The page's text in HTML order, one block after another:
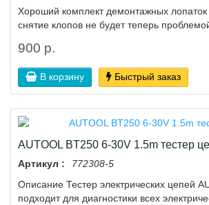
Хороший комплект демонтажных лопаток
снятие клопов не будет теперь
900 р.
В корзину Быстрый заказ
AUTOOL BT250 6-30V 1.5m тестер
Артикул :
772308-5
Описание Тестер электрических цепей
подходит для диагностики всех